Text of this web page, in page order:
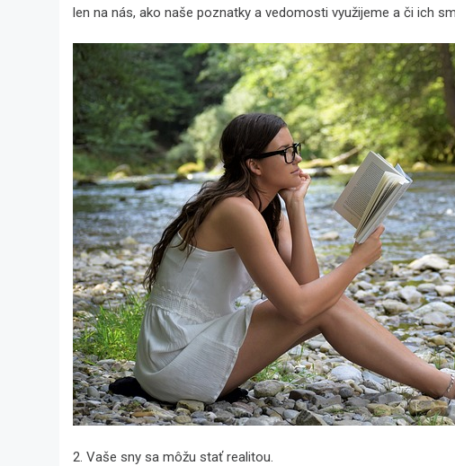
len na nás, ako naše poznatky a vedomosti využijeme a či ich
2. Vaše sny sa môžu stať realitou.